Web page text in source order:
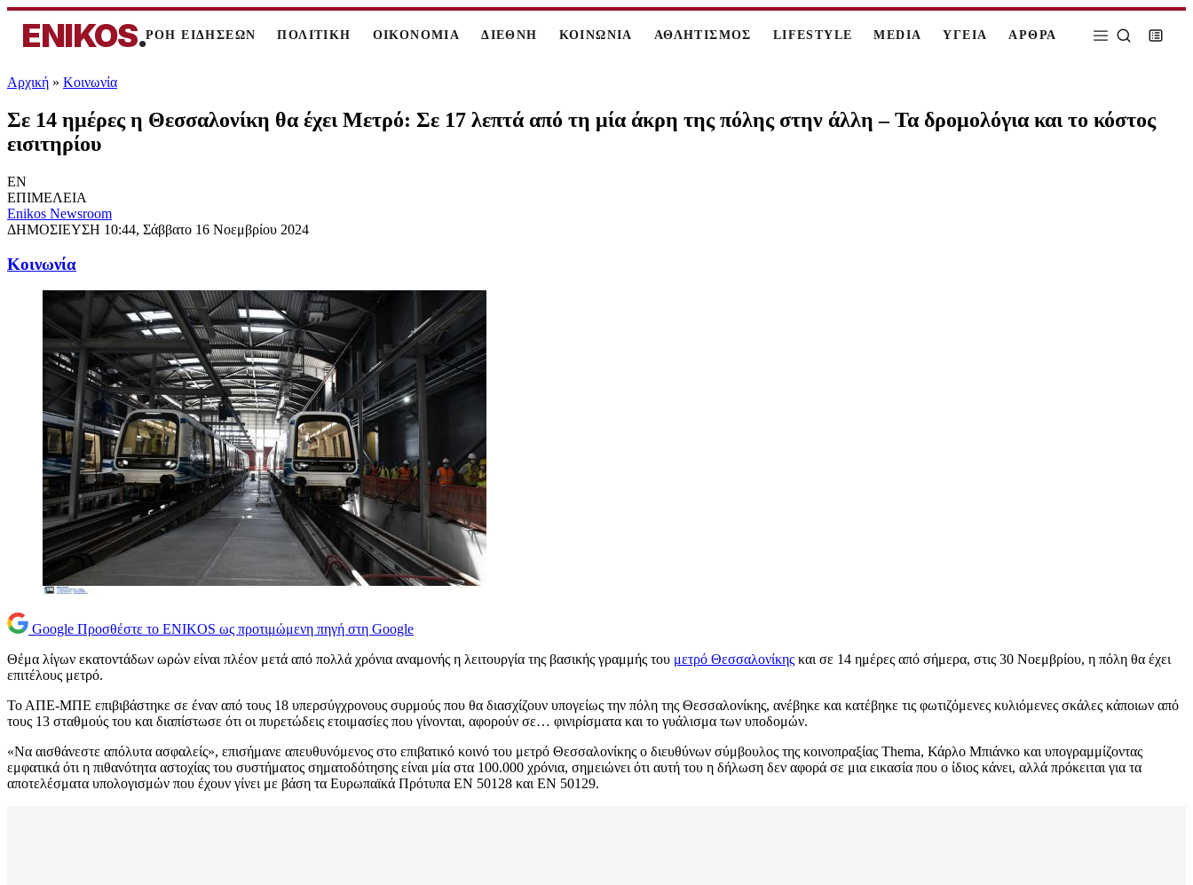
ENIKOS.ΡΟΗ ΕΙΔΗΣΕΩΝ ΠΟΛΙΤΙΚΗ ΟΙΚΟΝΟΜΙΑ ΔΙΕΘΝΗ ΚΟΙΝΩΝΙΑ ΑΘΛΗΤΙΣΜΟΣ LIFESTYLE MEDIA ΥΓΕΙΑ ΑΡΘΡΑ
Αρχική » Κοινωνία
Σε 14 ημέρες η Θεσσαλονίκη θα έχει Μετρό: Σε 17 λεπτά από τη μία άκρη της πόλης στην άλλη – Τα δρομολόγια και το κόστος
εισιτηρίου
EN
ΕΠΙΜΕΛΕΙΑ
Enikos Newsroom
ΔΗΜΟΣΙΕΥΣΗ 10:44, Σάββατο 16 Νοεμβρίου 2024
Κοινωνία
Google Προσθέστε το ENIKOS ως προτιμώμενη πηγή στη Google
Θέμα λίγων εκατοντάδων ωρών είναι πλέον μετά από πολλά χρόνια αναμονής η λειτουργία της βασικής γραμμής του μετρό Θεσσαλονίκης και σε 14 ημέρες από σήμερα, στις 30 Νοεμβρίου, η πόλη θα έχει
επιτέλους μετρό.
Το ΑΠΕ-ΜΠΕ επιβιβάστηκε σε έναν από τους 18 υπερσύγχρονους συρμούς που θα διασχίζουν υπογείως την πόλη της Θεσσαλονίκης, ανέβηκε και κατέβηκε τις φωτιζόμενες κυλιόμενες σκάλες κάποιων από
τους 13 σταθμούς του και διαπίστωσε ότι οι πυρετώδεις ετοιμασίες που γίνονται, αφορούν σε… φινιρίσματα και το γυάλισμα των υποδομών.
«Να αισθάνεστε απόλυτα ασφαλείς», επισήμανε απευθυνόμενος στο επιβατικό κοινό του μετρό Θεσσαλονίκης ο διευθύνων σύμβουλος της κοινοπραξίας Thema, Κάρλο Μπιάνκο και υπογραμμίζοντας
εμφατικά ότι η πιθανότητα αστοχίας του συστήματος σηματοδότησης είναι μία στα 100.000 χρόνια, σημειώνει ότι αυτή του η δήλωση δεν αφορά σε μια εικασία που ο ίδιος κάνει, αλλά πρόκειται για τα
αποτελέσματα υπολογισμών που έχουν γίνει με βάση τα Ευρωπαϊκά Πρότυπα ΕΝ 50128 και ΕΝ 50129.